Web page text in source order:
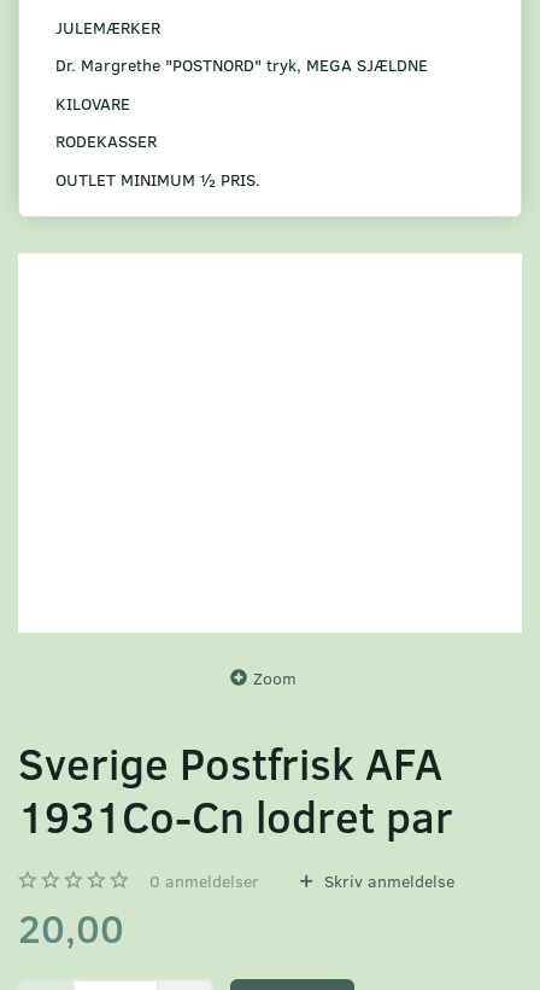
JULEMÆRKER
Dr. Margrethe "POSTNORD" tryk, MEGA SJÆLDNE
KILOVARE
RODEKASSER
OUTLET MINIMUM ½ PRIS.
Zoom
Sverige Postfrisk AFA
1931Co-Cn lodret par
0 anmeldelser Skriv anmeldelse
20,00